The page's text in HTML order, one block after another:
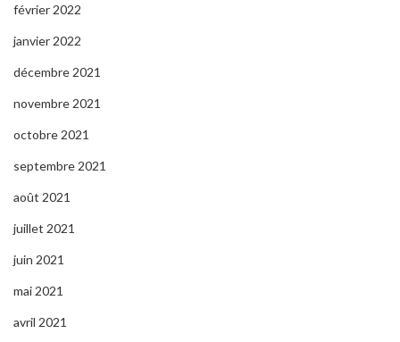
février 2022
janvier 2022
décembre 2021
novembre 2021
octobre 2021
septembre 2021
août 2021
juillet 2021
juin 2021
mai 2021
avril 2021